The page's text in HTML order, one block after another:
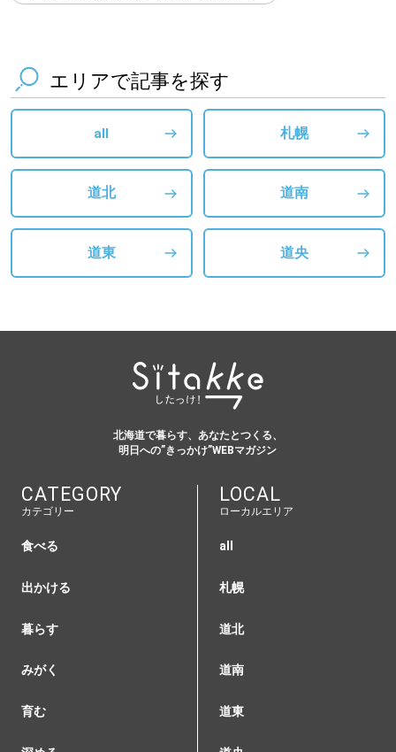
エリアで記事を探す
all 札幌
道北 道南
道東 道央
北海道で暮らす、あなたとつくる、
明日への”きっかけ”WEBマガジン
CATEGORY
カテゴリー
食べる
出かける
暮らす
みがく
育む
LOCAL
ローカルエリア
all
札幌
道北
道南
道東